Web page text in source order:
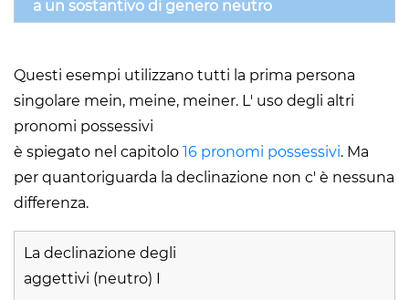
a un sostantivo di genero neutro
Questi esempi utilizzano tutti la prima persona
singolare mein, meine, meiner. L' uso degli altri
pronomi possessivi
è spiegato nel capitolo 16 pronomi possessivi. Ma
per quantoriguarda la declinazione non c' è nessuna
differenza.
La declinazione degli
aggettivi (neutro) I